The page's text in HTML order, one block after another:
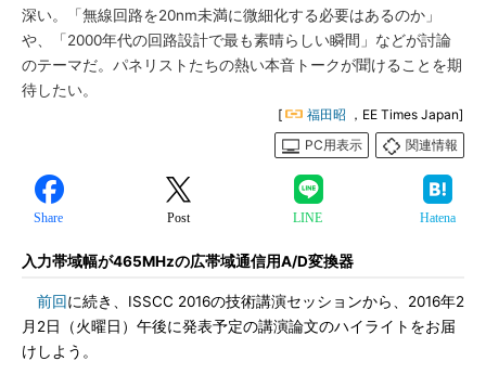
深い。「無線回路を20nm未満に微細化する必要はあるのか」
や、「2000年代の回路設計で最も素晴らしい瞬間」などが討論
のテーマだ。パネリストたちの熱い本音トークが聞けることを期
待したい。
[ 福田昭 ，EE Times Japan]
PC用表示
関連情報
Share Post LINE Hatena
入力帯域幅が465MHzの広帯域通信用A/D変換器
前回に続き、ISSCC 2016の技術講演セッションから、2016年2
月2日（火曜日）午後に発表予定の講演論文のハイライトをお届
けしよう。